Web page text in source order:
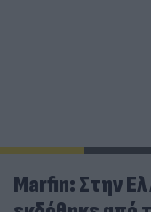
Marfin: Στην